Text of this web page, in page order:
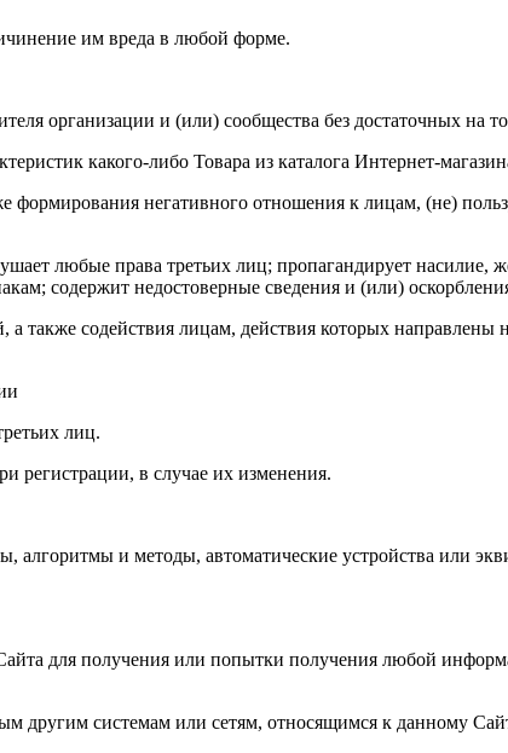
им вреда в любой форме.
организации и (или) сообщества без достаточных на
какого-либо Товара из каталога Интернет-
формирования негативного отношения к лицам, (не)
любые права третьих лиц; пропагандирует
содержит недостоверные сведения и (или)
также содействия лицам, действия которых
лиц.
регистрации, в случае их изменения.
алгоритмы и методы, автоматические устройства или
для получения или попытки получения любой
системам или сетям, относящимся к данному